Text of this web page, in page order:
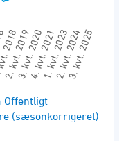
1. kvt. 2023
2. kvt. 2019
3. kvt. 2020
4. kvt. 20212. kvt. 2024
3. kvt. 2025
Offentligt
(sæsonkorrigeret)